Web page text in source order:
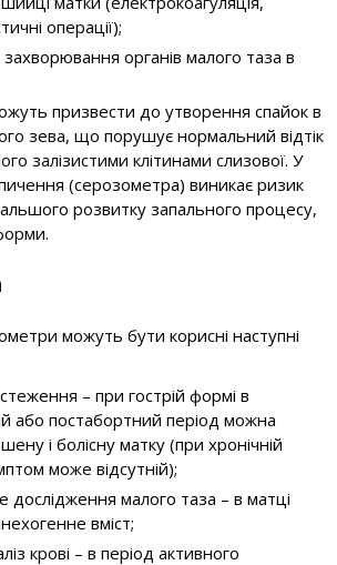
операції);
захворювання органів малого таза в
призвести до утворення спайок в
зева, що порушує нормальний відтік
залізистими клітинами слизової. У
(серозометра) виникає ризик
розвитку запального процесу,
можуть бути корисні наступні
– при гострій формі в
або постабортний період можна
і болісну матку (при хронічній
може відсутній);
дослідження малого таза – в матці
вміст;
крові – в період активного